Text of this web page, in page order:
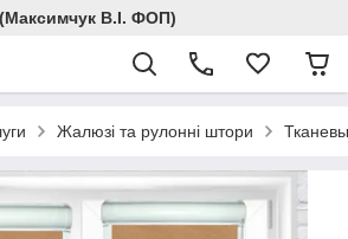
В.І. ФОП)
Жалюзі та рулонні штори